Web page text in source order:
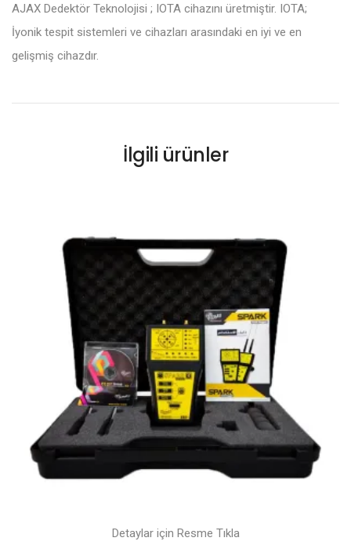
AJAX Dedektör Teknolojisi ; IOTA cihazını üretmiştir. IOTA;
İyonik tespit sistemleri ve cihazları arasındaki en iyi ve en
gelişmiş cihazdır.
İlgili ürünler
Detaylar için Resme Tıkla